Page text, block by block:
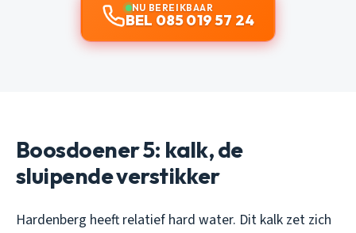
NU BEREIKBAAR
BEL 085 019 57 24
Boosdoener 5: kalk, de
sluipende verstikker
Hardenberg heeft relatief hard water. Dit kalk zet zich